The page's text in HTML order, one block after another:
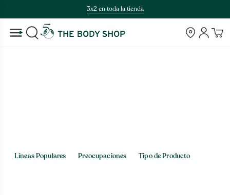
3x2 en toda la tienda
BUSCAR Tiendas
Cuenta
Líneas Populares Preocupaciones Tipo de Producto